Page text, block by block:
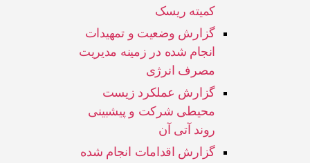
کمیته ریسک
گزارش وضعیت و تمهیدات
انجام شده در زمینه مدیریت
مصرف انرژی
گزارش عملکرد زیست
محیطی شرکت و پیشبینی
روند آتی آن
گزارش اقدامات انجام شده